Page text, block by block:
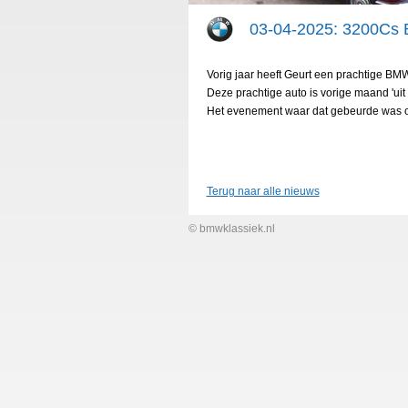
03-04-2025: 3200Cs
Vorig jaar heeft Geurt een prachtige
Deze prachtige auto is vorige maand
Het evenement waar dat gebeurde
Terug naar alle nieuws
© bmwklassiek.nl